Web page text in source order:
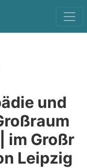
und
im Großr
Leipzig